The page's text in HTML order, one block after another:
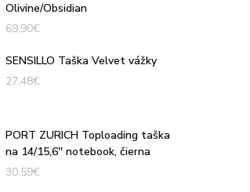
Olivine/Obsidian
69,90€
SENSILLO Taška Velvet vážky
27,48€
PORT ZURICH Toploading taška
na 14/15,6'' notebook, čierna
30,59€